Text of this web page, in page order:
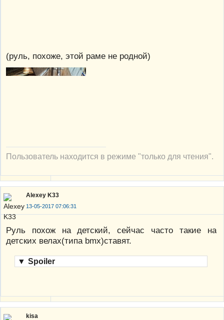
(руль, похоже, этой раме не родной)
Пользователь находится в режиме "только для чтения".
Alexey K33
13-05-2017 07:06:31
Руль похож на детский, сейчас часто такие на
детских велах(типа bmx)ставят.
▼ Spoiler
kisa